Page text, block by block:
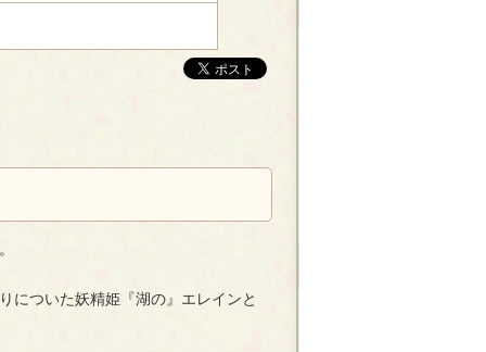
についた妖精姫『湖の』エレインと